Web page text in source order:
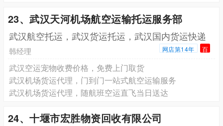
23、武汉天河机场航空运输托运服务部
武汉航空托运，武汉货运托运，武汉国内货运快递
韩经理 网店第14年 百
武汉空运宠物收费价格，免费上门取货
武汉机场货运代理，门到门一站式航空运输服务
武汉机场货运代理，随航班空运直飞当日送达
24、十堰市宏胜物资回收有限公司